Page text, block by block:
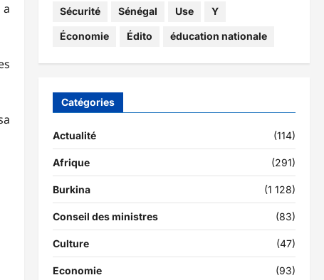
Sécurité Sénégal Use Y
Économie Édito éducation nationale
Catégories
Actualité (114)
Afrique (291)
Burkina (1 128)
Conseil des ministres (83)
Culture (47)
Economie (93)